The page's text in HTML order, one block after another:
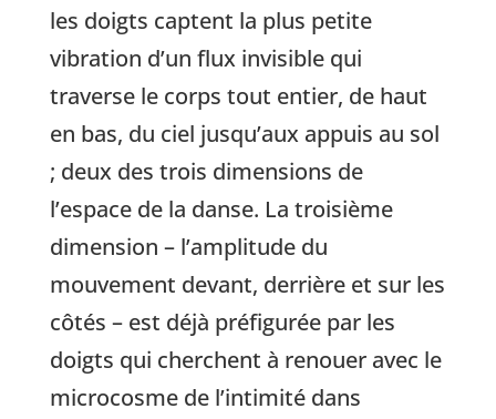
les doigts captent la plus petite
vibration d’un flux invisible qui
traverse le corps tout entier, de haut
en bas, du ciel jusqu’aux appuis au sol
; deux des trois dimensions de
l’espace de la danse. La troisième
dimension – l’amplitude du
mouvement devant, derrière et sur les
côtés – est déjà préfigurée par les
doigts qui cherchent à renouer avec le
microcosme de l’intimité dans